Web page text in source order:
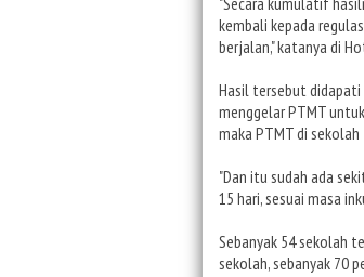
kembali kepada
berjalan," katanya di
Hasil tersebut didapati
menggelar PTMT
maka PTMT di
"Dan itu sudah ada
15 hari, sesuai masa
Sebanyak 54 sekolah
sekolah, sebanyak 70